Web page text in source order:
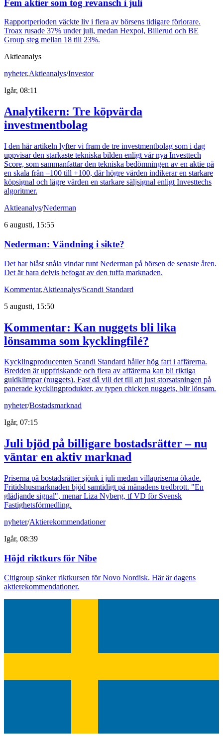
Fem aktier som tog revansch i juli
Rapportperioden väckte liv i flera av börsens tidigare förlorare.
Troax rusade 37% under juli, medan Hexpol, Billerud och BE
Group steg mellan 18 till 23%.
Aktieanalys
nyheter,Aktieanalys/Investor
Igår, 08:11
Analytikern: Tre köpvärda
investmentbolag
I den här artikeln lyfter vi fram de tre investmentbolag som i dag
uppvisar den starkaste tekniska bilden enligt vår nya Investtech
Score, som sammanfattar den tekniska bedömningen av en aktie på
en skala från –100 till +100, där högre värden indikerar en starkare
köpsignal och lägre värden en starkare säljsignal enligt Investtechs
algoritmer.
Aktieanalys/Nederman
6 augusti, 15:55
Nederman: Vändning i sikte?
Det har blåst snåla vindar runt Nederman på börsen de senaste åren.
Det är bara delvis befogat av den tuffa marknaden.
Kommentar,Aktieanalys/Scandi Standard
5 augusti, 15:50
Kommentar: Kan nuggets bli lika
lönsamma som kycklingfilé?
Kycklingproducenten Scandi Standard håller hög fart i affärerna.
Bredden är uppfriskande och flera av affärerna kan bli riktiga
guldklimpar (nuggets). Fast då vill det till att just storsatsningen på
panerade kycklingprodukter, av typen chicken nuggets, blir lönsam.
nyheter/Bostadsmarknad
Igår, 07:15
Juli bjöd på billigare bostadsrätter – nu
väntar en aktiv marknad
Priserna på bostadsrätter sjönk i juli medan villapriserna ökade.
Fritidshusmarknaden bjöd samtidigt på månadens tredbrott. "En
glädjande signal", menar Liza Nyberg, tf VD för Svensk
Fastighetsförmedling.
nyheter/Aktierekommendationer
Igår, 08:39
Höjd riktkurs för Nibe
Citigroup sänker riktkursen för Novo Nordisk. Här är dagens
aktierekommendationer.